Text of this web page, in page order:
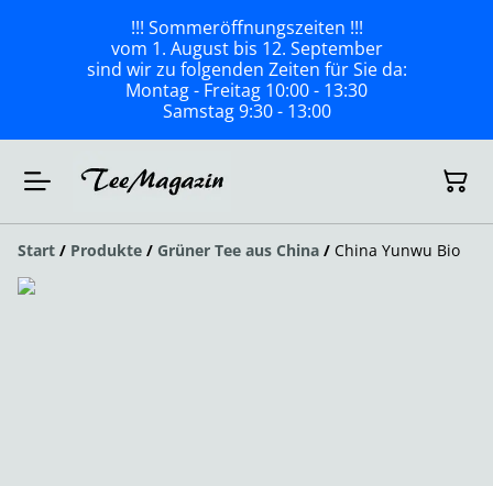
!!! Sommeröffnungszeiten !!!
vom 1. August bis 12. September
sind wir zu folgenden Zeiten für Sie da:
Montag - Freitag 10:00 - 13:30
Samstag 9:30 - 13:00
Start / Produkte / Grüner Tee aus China / China Yunwu Bio